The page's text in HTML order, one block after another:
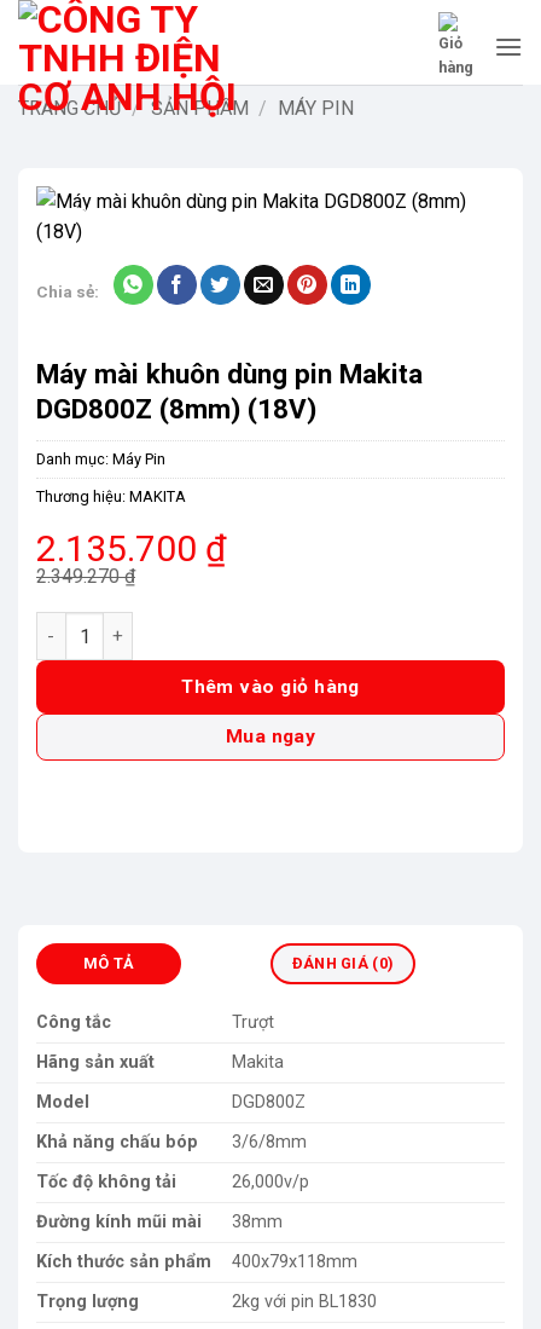
Bỏ
qua
dungTRANG CHỦ / SẢN PHẨM / MÁY PIN
-9%
Chia sẻ:
Máy mài khuôn dùng pin Makita
DGD800Z (8mm) (18V)
Danh mục: Máy Pin
Thương hiệu: MAKITA
2.349.270₫
Giá
gốc
là:
2.349.270 ₫.
2.135.700 ₫
Giá
hiện
tại
là:
2.135.700 ₫.
Máy mài khuôn dùng pin Makita DGD800Z (8mm) (18V) số
Thêm vào giỏ hàng
Mua ngay
MÔ TẢ ĐÁNH GIÁ (0)
Công tắc
Trượt
Hãng sản xuất
Makita
Model
DGD800Z
Khả năng chấu bóp
3/6/8mm
Tốc độ không tải
26,000v/p
Đường kính mũi mài
38mm
Kích thước sản phẩm
400x79x118mm
Trọng lượng
2kg với pin BL1830